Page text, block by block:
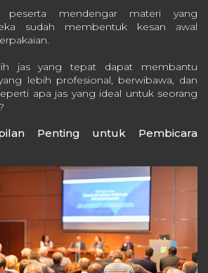
peserta mendengar materi yang
sudah membentuk kesan awal
jas yang tepat dapat membantu
lebih profesional, berwibawa, dan
apa jas yang ideal untuk seorang
Penting untuk Pembicara